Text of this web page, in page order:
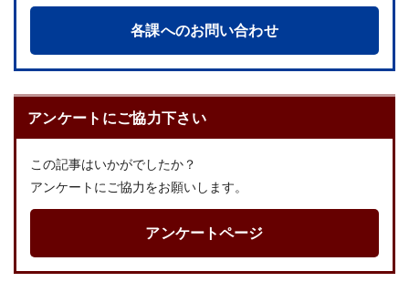
各課へのお問い合わせ
アンケートにご協力下さい
この記事はいかがでしたか？
アンケートにご協力をお願いします。
アンケートページ